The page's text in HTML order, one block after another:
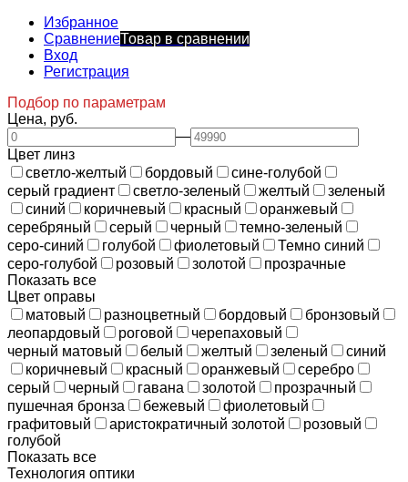
Избранное
СравнениеТовар в сравнении
Вход
Регистрация
Подбор по параметрам
Цена, руб.
—
Цвет линз
светло-желтый
бордовый
сине-голубой
серый градиент
светло-зеленый желтый
зеленый
синий
коричневый красный
оранжевый
серебряный
серый черный
темно-зеленый
серо-синий
голубой фиолетовый
Темно синий
серо-голубой
розовый золотой
прозрачные
Показать все
Цвет оправы
матовый
разноцветный бордовый
бронзовый
леопардовый
роговой
черепаховый
черный матовый
белый желтый зеленый
синий
коричневый
красный оранжевый
серебро
серый
черный гавана золотой
прозрачный
пушечная бронза
бежевый
фиолетовый
графитовый
аристократичный золотой
розовый
голубой
Показать все
Технология оптики